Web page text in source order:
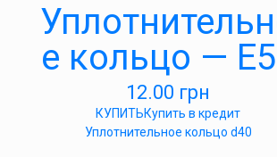
е кольцо —
12.00 грн
КУПИТЬКупить в кредит
Уплотнительное кольцо d40